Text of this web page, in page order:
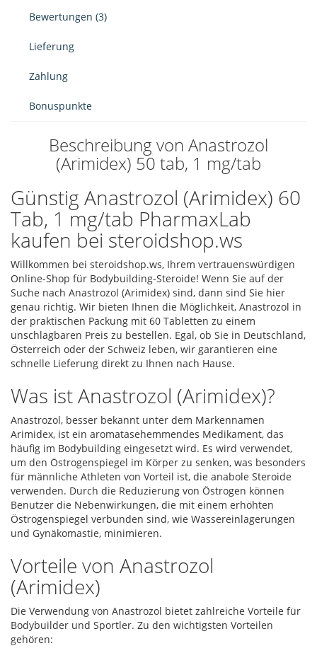
Bewertungen (3)
Lieferung
Zahlung
Bonuspunkte
Beschreibung von Anastrozol
(Arimidex) 50 tab, 1 mg/tab
Günstig Anastrozol (Arimidex) 60
Tab, 1 mg/tab PharmaxLab
kaufen bei steroidshop.ws
Willkommen bei steroidshop.ws, Ihrem vertrauenswürdigen
Online-Shop für Bodybuilding-Steroide! Wenn Sie auf der
Suche nach Anastrozol (Arimidex) sind, dann sind Sie hier
genau richtig. Wir bieten Ihnen die Möglichkeit, Anastrozol in
der praktischen Packung mit 60 Tabletten zu einem
unschlagbaren Preis zu bestellen. Egal, ob Sie in Deutschland,
Österreich oder der Schweiz leben, wir garantieren eine
schnelle Lieferung direkt zu Ihnen nach Hause.
Was ist Anastrozol (Arimidex)?
Anastrozol, besser bekannt unter dem Markennamen
Arimidex, ist ein aromatasehemmendes Medikament, das
häufig im Bodybuilding eingesetzt wird. Es wird verwendet,
um den Östrogenspiegel im Körper zu senken, was besonders
für männliche Athleten von Vorteil ist, die anabole Steroide
verwenden. Durch die Reduzierung von Östrogen können
Benutzer die Nebenwirkungen, die mit einem erhöhten
Östrogenspiegel verbunden sind, wie Wassereinlagerungen
und Gynäkomastie, minimieren.
Vorteile von Anastrozol
(Arimidex)
Die Verwendung von Anastrozol bietet zahlreiche Vorteile für
Bodybuilder und Sportler. Zu den wichtigsten Vorteilen
gehören: